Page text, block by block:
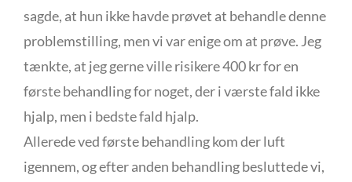
sagde, at hun ikke havde prøvet at behandle denne
problemstilling, men vi var enige om at prøve. Jeg
tænkte, at jeg gerne ville risikere 400 kr for en
første behandling for noget, der i værste fald ikke
hjalp, men i bedste fald hjalp.
Allerede ved første behandling kom der luft
igennem, og efter anden behandling besluttede vi,